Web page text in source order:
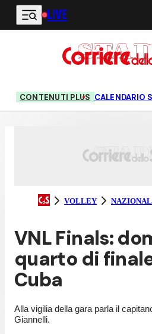
Vai al contenuto principale
LIVE
CONTENUTI PLUS CALENDARIO
VOLLEY
VNL Finals:
quarto di
Cuba
Alla vigilia della gara parla il
Giannelli.